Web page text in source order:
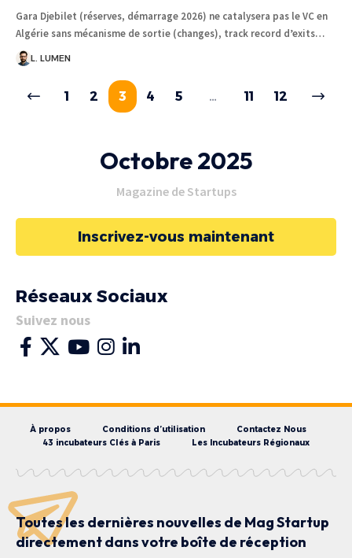
Gara Djebilet (réserves, démarrage 2026) ne catalysera pas le VC en
Algérie sans mécanisme de sortie (changes), track record d’exits…
L. LUMEN
1 2 3 4 5 … 11 12
Octobre 2025
Magazine de Startups
Inscrivez-vous maintenant
Réseaux Sociaux
Suivez nous
À propos Conditions d’utilisation
Contactez Nous
43 incubateurs Clés à Paris
Les Incubateurs Régionaux
Toutes les dernières nouvelles de Mag Startup
directement dans votre boîte de réception